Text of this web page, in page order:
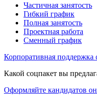
Частичная занятость
Гибкий график
Полная занятость
Проектная работа
Сменный график
Корпоративная поддержка
Какой соцпакет вы
Оформляйте кандидатов